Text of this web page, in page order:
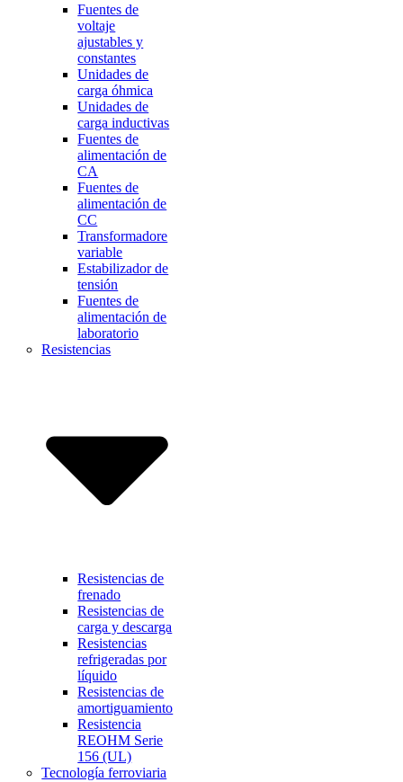
Fuentes de
voltaje
ajustables y
constantes
Unidades de
carga óhmica
Unidades de
carga inductivas
Fuentes de
alimentación de
CA
Fuentes de
alimentación de
CC
Transformadore
variable
Estabilizador de
tensión
Fuentes de
alimentación de
laboratorio
Resistencias
Resistencias de
frenado
Resistencias de
carga y descarga
Resistencias
refrigeradas por
líquido
Resistencias de
amortiguamiento
Resistencia
REOHM Serie
156 (UL)
Tecnología ferroviaria